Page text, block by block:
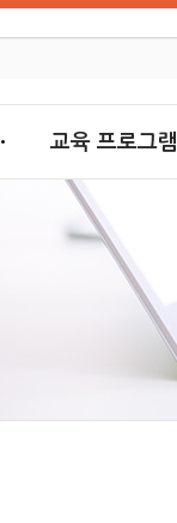
교육 프로그램